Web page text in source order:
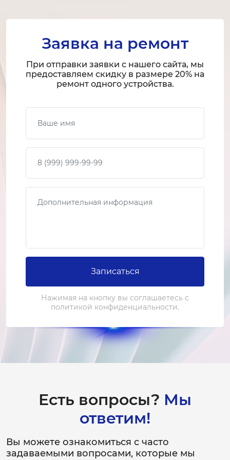
Заявка на ремонт
При отправки заявки с нашего сайта, мы
предоставляем скидку в размере 20% на
ремонт одного устройства.
Ваше имя
Ваш телефон
Сообщение
Записаться
Нажимая на кнопку вы соглашаетесь с
политикой конфиденциальности.
Есть вопросы? Мы
ответим!
Вы можете ознакомиться с часто
задаваемыми вопросами, которые мы